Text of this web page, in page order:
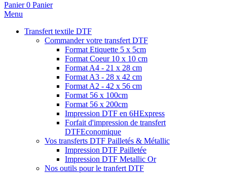
Panier 0 Panier
Menu
Transfert textile DTF
Commander votre transfert DTF
Format Etiquette 5 x 5cm
Format Coeur 10 x 10 cm
Format A4 - 21 x 28 cm
Format A3 - 28 x 42 cm
Format A2 - 42 x 56 cm
Format 56 x 100cm
Format 56 x 200cm
Impression DTF en 6HExpress
Forfait d'impression de transfert
DTFEconomique
Vos transferts DTF Pailletés & Métallic
Impression DTF Pailletée
Impression DTF Metallic Or
Nos outils pour le tranfert DTF